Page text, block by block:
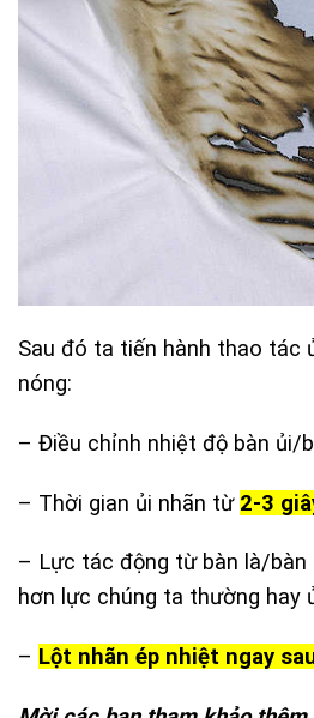
Sau đó ta tiến hành thao tác
nóng:
– Điều chỉnh nhiệt độ bàn ủi/
– Thời gian ủi nhãn từ 2-3
– Lực tác động từ bàn là/bàn
hơn lực chúng ta thường hay
– Lột nhãn ép nhiệt ngay